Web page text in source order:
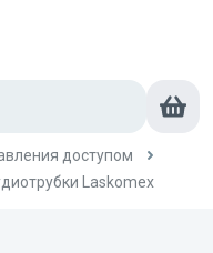
доступом
Laskomex